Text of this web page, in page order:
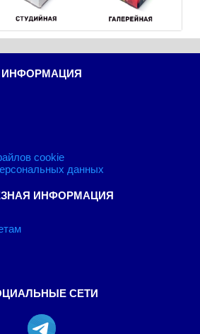
ИНФОРМАЦИЯ
cookie
данных
ИНФОРМАЦИЯ
СЕТИ